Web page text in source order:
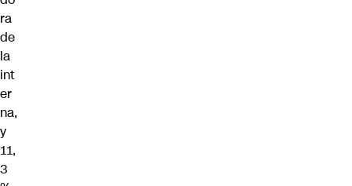
ra
de
la
int
er
na,
y
11,
3